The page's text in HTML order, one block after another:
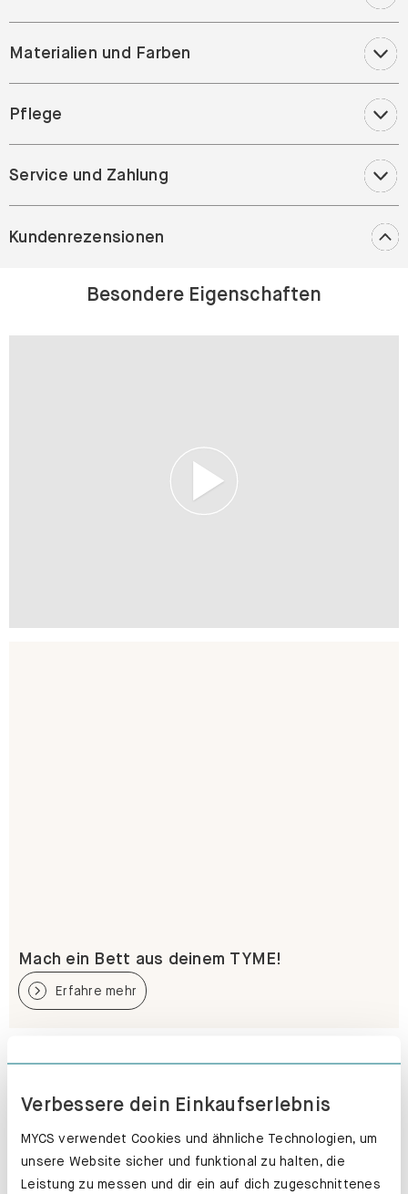
Verbessere dein Einkaufserlebnis
MYCS verwendet Cookies und ähnliche Technologien, um
unsere Website sicher und funktional zu halten, die
Leistung zu messen und dir ein auf dich zugeschnittenes
Materialien und Farben
Pflege
Service und Zahlung
Kundenrezensionen
Besondere Eigenschaften
Mach ein Bett aus deinem TYME!
Erfahre mehr